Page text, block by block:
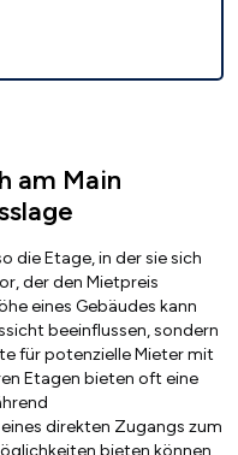
am Main
die Etage, in der sie sich
der den Mietpreis
eines Gebäudes kann
beeinflussen, sondern
für potenzielle Mieter mit
Etagen bieten oft eine
direkten Zugangs zum